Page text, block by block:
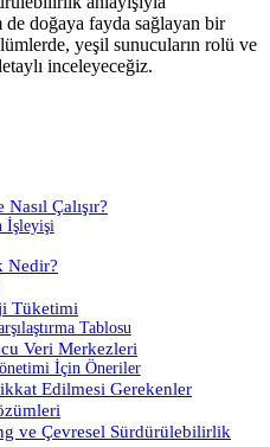
doğaya fayda sağlayan bir
yeşil sunucuların rolü ve
inceleyeceğiz.
Çalışır?
İşleyişi
Nedir?
Tüketimi
Tablosu
Veri Merkezleri
İçin Öneriler
Edilmesi Gerekenler
ve Çevresel Sürdürülebilirlik